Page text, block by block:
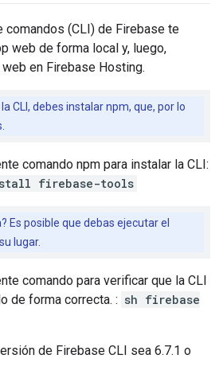
comandos (CLI) de Firebase te
web de forma local y, luego,
en Firebase Hosting.
CLI, debes instalar npm, que, por lo
comando npm para instalar la CLI:
firebase-tools
Es posible que debas ejecutar el
lugar.
comando para verificar que la CLI
de forma correcta. : sh firebase
de Firebase CLI sea 6.7.1 o